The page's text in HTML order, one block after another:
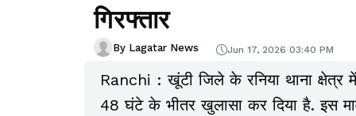
गिरफ्तार
By Lagatar News Jun 17, 2026 03:40 PM
Ranchi : खूंटी जिले के रनिया थाना क्षेत्र
48 घंटे के भीतर खुलासा कर दिया है. इस